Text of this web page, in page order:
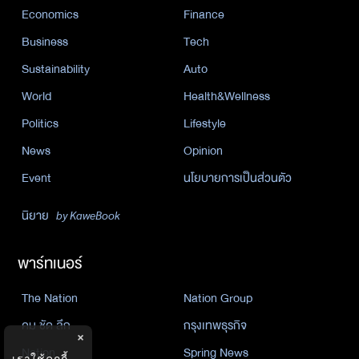
Economics
Finance
Business
Tech
Sustainability
Auto
World
Health&Wellness
Politics
Lifestyle
News
Opinion
Event
นโยบายการเป็นส่วนตัว
นิยาย by KaweBook
พาร์ทเนอร์
The Nation
Nation Group
คม ชัด ลึก
กรุงเทพธุรกิจ
Nation
Spring News
×